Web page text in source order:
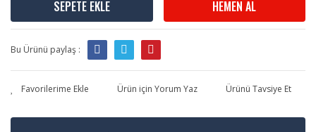
SEPETE EKLE HEMEN AL
Bu Ürünü paylaş :
Ürün için Yorum Yaz Ürünü Tavsiye Et